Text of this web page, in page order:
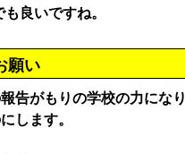
良いですね。
願い
告がもりの学校の力になり
します。